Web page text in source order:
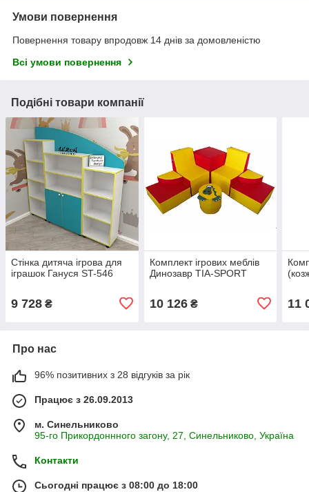
Умови повернення
Повернення товару впродовж 14 днів за домовленістю
Всі умови повернення
Подібні товари компанії
Стінка дитяча ігрова для
іграшок Гануся ST-546
9 728 ₴
Комплект ігрових меблів
Динозавр TIA-SPORT
10 126₴ 11
Про нас
96% позитивних з 28 відгуків за рік
Працює з 26.09.2013
м. Синельниково
95-го Прикордоннного загону, 27, Синельниково, Україна
Контакти
Сьогодні працює з 08:00 до 18:00